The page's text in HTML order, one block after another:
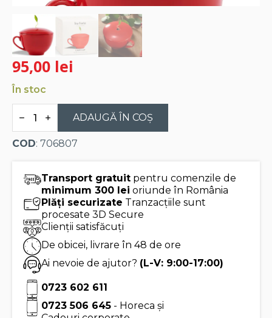
95,00 lei
În stoc
Cantitate
Ceasca
ceai
din
Cup
Ruby
ADAUGĂ ÎN COȘ
COD: 706807
Transport gratuit pentru comenzile de
minimum 300 lei oriunde în România
Plăți securizate Tranzacțiile sunt
procesate 3D Secure
Clienții satisfăcuți
De obicei, livrare în 48 de ore
Ai nevoie de ajutor? (L-V: 9:00-17:00)
0723 602 611
0723 506 645 - Horeca și